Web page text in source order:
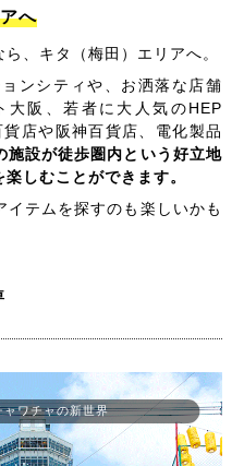
へ
、キタ（梅田）エリアへ。
ンシティや、お洒落な店舗
大阪、若者に大人気のHEP
貨店や阪神百貨店、電化製品
施設が徒歩圏内という好立地
しむことができます。
テムを探すのも楽しいかも
ャワチャの新世界